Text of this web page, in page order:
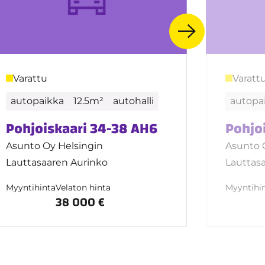
Varattu
autopaikka
12.5m² autohalli
Pohjoiskaari 34-38 AH6
Asunto Oy Helsingin
Lauttasaaren Aurinko
MyyntihintaVelaton hinta
38 000 €
Asunto